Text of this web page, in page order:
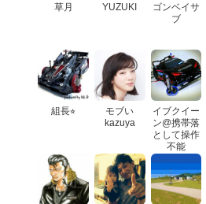
草月 YUZUKI
ゴンベイサ
ブ
組長⭐︎
モブい
kazuya
イブクイー
ン@携帯落
として操作
不能